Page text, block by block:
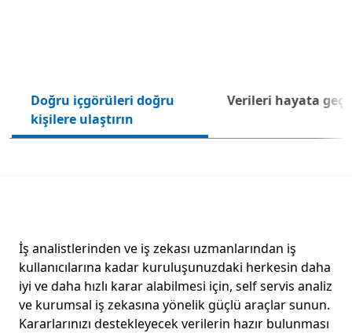
Doğru içgörüleri doğru
kişilere ulaştırın
Verileri hayata
İş analistlerinden ve iş zekası uzmanlarından iş
kullanıcılarına kadar kuruluşunuzdaki herkesin daha
iyi ve daha hızlı karar alabilmesi için, self servis analiz
ve kurumsal iş zekasına yönelik güçlü araçlar sunun.
Kararlarınızı destekleyecek verilerin hazır bulunması